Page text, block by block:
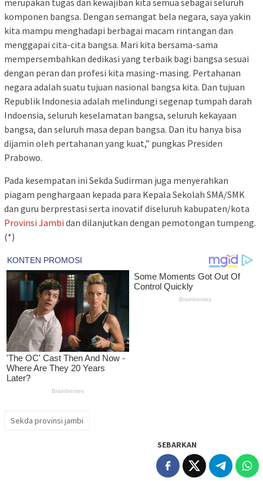
komponen bangsa. Dengan semangat bela negara, saya yakin
kita mampu menghadapi berbagai macam rintangan dan
menggapai cita-cita bangsa. Mari kita bersama-sama
mempersembahkan dedikasi yang terbaik bagi bangsa sesuai
dengan peran dan profesi kita masing-masing. Pertahanan
negara adalah suatu tujuan nasional bangsa kita. Dan tujuan
Republik Indonesia adalah melindungi segenap tumpah darah
Indoensia, seluruh keselamatan bangsa, seluruh kekayaan
bangsa, dan seluruh masa depan bangsa. Dan itu hanya bisa
dijamin oleh pertahanan yang kuat,” pungkas Presiden
Prabowo.
Pada kesempatan ini Sekda Sudirman juga menyerahkan
piagam penghargaan kepada para Kepala Sekolah SMA/SMK
dan guru berprestasi serta inovatif diseluruh kabupaten/kota
Provinsi Jambi dan dilanjutkan dengan pemotongan tumpeng.
(*)
Sekda provinsi jambi
SEBARKAN